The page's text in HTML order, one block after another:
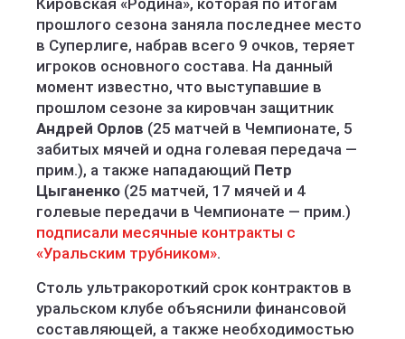
Кировская «Родина», которая по итогам
прошлого сезона заняла последнее место
в Суперлиге, набрав всего 9 очков, теряет
игроков основного состава. На данный
момент известно, что выступавшие в
прошлом сезоне за кировчан защитник
Андрей Орлов (25 матчей в Чемпионате, 5
забитых мячей и одна голевая передача —
прим.), а также нападающий Петр
Цыганенко (25 матчей, 17 мячей и 4
голевые передачи в Чемпионате — прим.)
подписали месячные контракты с
«Уральским трубником».
Столь ультракороткий срок контрактов в
уральском клубе объяснили финансовой
составляющей, а также необходимостью